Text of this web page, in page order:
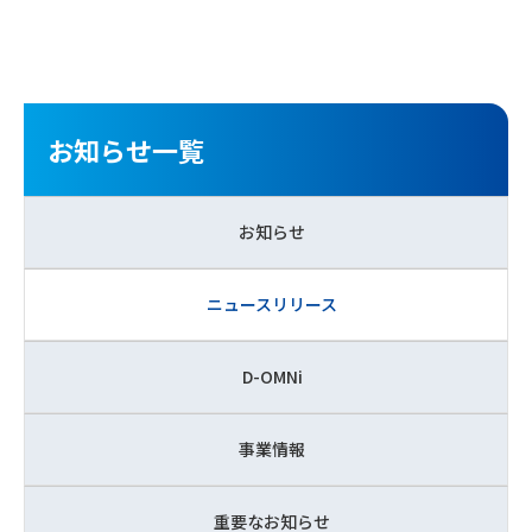
お知らせ一覧
お知らせ
ニュースリリース
D-OMNi
事業情報
重要なお知らせ